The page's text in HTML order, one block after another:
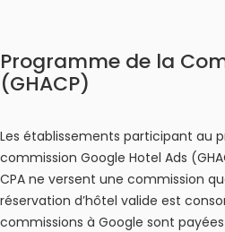
Programme de la
(GHACP)
Les établissements participant au
commission Google Hotel Ads
CPA ne versent une commission
réservation d’hôtel valide est
commissions à Google sont